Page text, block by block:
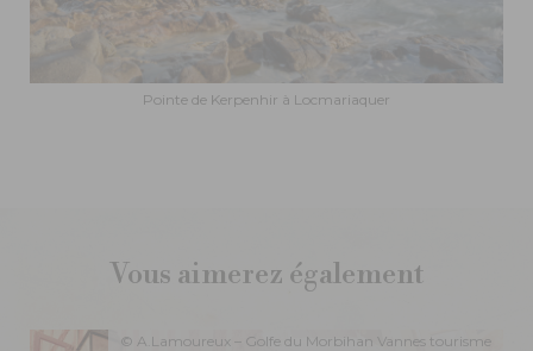
Pointe de Kerpenhir à Locmariaquer
Vous aimerez également
© A.Lamoureux – Golfe du Morbihan Vannes tourisme